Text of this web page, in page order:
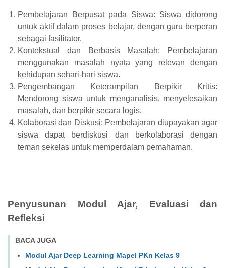
Pembelajaran Berpusat pada Siswa: Siswa didorong
untuk aktif dalam proses belajar, dengan guru berperan
sebagai fasilitator.
Kontekstual dan Berbasis Masalah: Pembelajaran
menggunakan masalah nyata yang relevan dengan
kehidupan sehari-hari siswa.
Pengembangan Keterampilan Berpikir Kritis:
Mendorong siswa untuk menganalisis, menyelesaikan
masalah, dan berpikir secara logis.
Kolaborasi dan Diskusi: Pembelajaran diupayakan agar
siswa dapat berdiskusi dan berkolaborasi dengan
teman sekelas untuk memperdalam pemahaman.
Penyusunan Modul Ajar, Evaluasi dan
Refleksi
BACA JUGA
Modul Ajar Deep Learning Mapel PKn Kelas 9